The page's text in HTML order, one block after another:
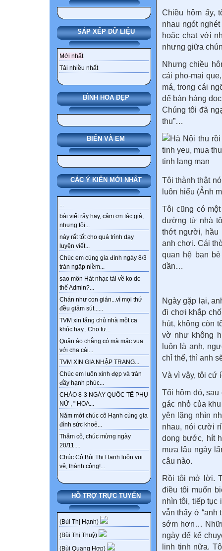
SẮP XẾP DỮ LIỆU
Mới nhất
Tải nhiều nhất
BÌNH HOA ĐẸP
BIỂN VÀ EM
CÁC Ý KIẾN MỚI NHẤT
...
bài viết rấy hay, cảm ơn tác giả,
nhưng tôi...
này rất tốt cho quá trình dạy
luyện viết...
Chúc em cùng gia đình ngày 8/3
tràn ngập niềm...
sao môn Hát nhạc tải về ko dc
thế Admin?...
Chán như con gián...vì mọi thứ
đều giảm sút......
TVM xin tặng chủ nhà một ca
khúc hay...Cho tư...
Quần áo chẳng có mà mặc vua
với cha cái...
TVM XIN GIA NHẬP TRANG...
Chúc em luôn xinh đẹp và tràn
đầy hạnh phúc...
CHÀO 8-3 NGÀY QUỐC TẾ PHỤ
NỮ , " HOA...
Năm mới chúc cô Hạnh cùng gia
đình sức khoẻ...
Thăm cô, chúc mừng ngày
20/11....
Chúc Cô Bùi Thị Hạnh luôn vui
vẻ, thành công!...
HỖ TRỢ TRỰC TUYẾN
(Bùi Thị Hạnh)
(Bùi Thị Thuỷ)
(Bùi Quang Hợp)
Chiều hôm ấy,
nhau ngót
hoặc chat với
nhưng giữa
Nhưng chiều
cái pho-mai
má, trong cái
để bán hàng
Chúng tôi đã
thu”…
Tôi thành thật
luôn hiểu (Ảnh
Tôi cũng có
đường từ nhà
thớt người, hầu
anh chơi. Cái
quan hệ bạn
dần…
Ngày gặp lại,
đi chơi khắp
hút, không còn
vờ như không
luôn là anh,
chỉ thế, thì anh
Và vì vậy, tôi
Tối hôm đó, sau
gác nhỏ của
yên lặng nhìn
nhau, nói cười
dong bước, hít
mưa lâu ngày
câu nào.
Rồi tôi mở lời.
điều tôi muốn
nhìn tôi, tiếp tục
vẫn thấy ở “anh
sớm hơn…
ngày để kể
linh tinh nữa.